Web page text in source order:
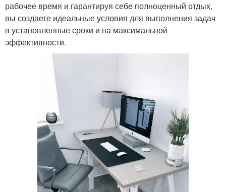
рабочее время и гарантируя себе полноценный отдых,
вы создаете идеальные условия для выполнения задач
в установленные сроки и на максимальной
эффективности.